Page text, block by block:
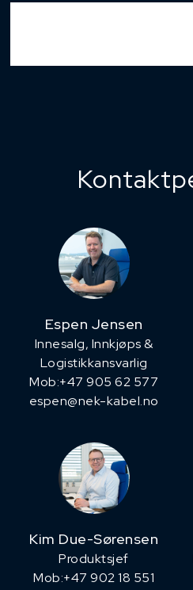
Espen Jensen
Innesalg, ​Innkjøps &
Logistikkansvarlig
Mob:+47 905 62 577
espen@nek-kabel.no
Kim Due-Sørensen
Produktsjef
​Mob:+47 902 18 551